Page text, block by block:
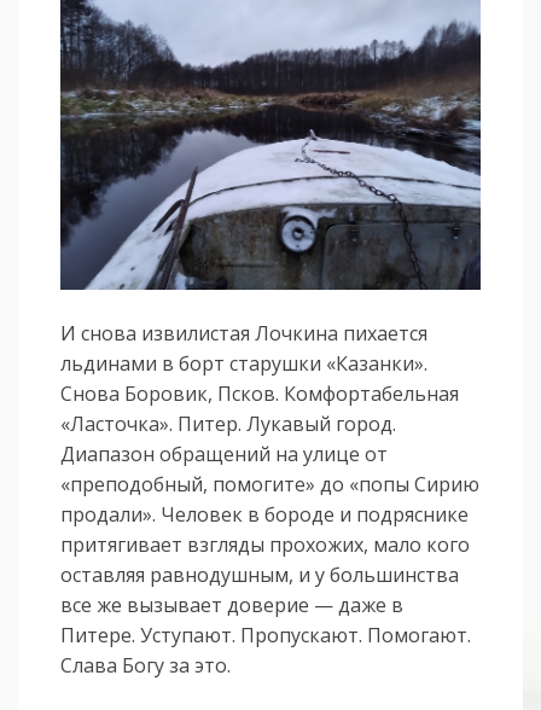
И снова извилистая Лочкина пихается
льдинами в борт старушки «Казанки».
Снова Боровик, Псков. Комфортабельная
«Ласточка». Питер. Лукавый город.
Диапазон обращений на улице от
«преподобный, помогите» до «попы Сирию
продали». Человек в бороде и подряснике
притягивает взгляды прохожих, мало кого
оставляя равнодушным, и у большинства
все же вызывает доверие — даже в
Питере. Уступают. Пропускают. Помогают.
Слава Богу за это.